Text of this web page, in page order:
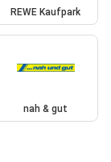
REWE Kaufpark
nah & gut